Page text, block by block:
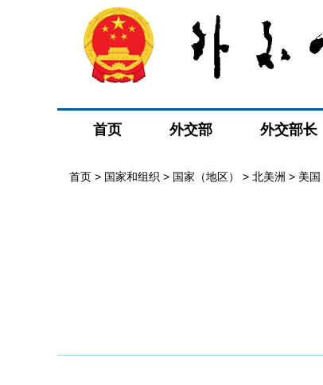
首页 外交部 外交部长
首页 > 国家和组织 > 国家（地区） > 北美洲 > 美国